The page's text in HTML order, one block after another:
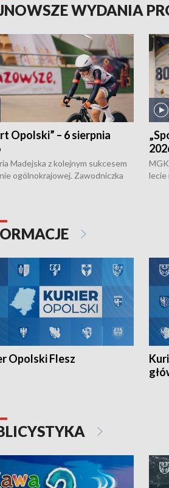
WYDANIA
Opolski” – 6 sierpnia
Madejska z kolejnym sukcesem
ogólnokrajowej. Zawodniczka
lecie
Opolski Flesz